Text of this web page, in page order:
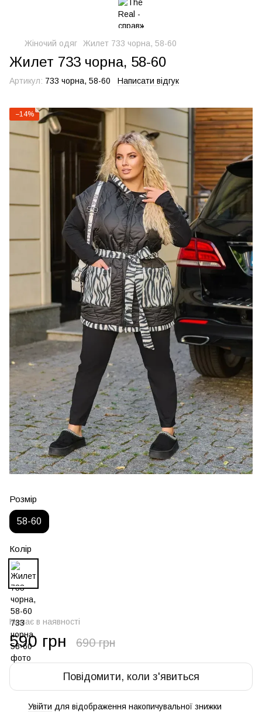
Жіночий одяг Жилет 733 чорна, 58-60
Жилет 733 чорна, 58-60
Артикул: 733 чорна, 58-60 Написати відгук
−14%
Розмір
58-60
Колір
Немає в наявності
590 грн 690 грн
Повідомити, коли з'явиться
Увійти для відображення накопичувальної знижки